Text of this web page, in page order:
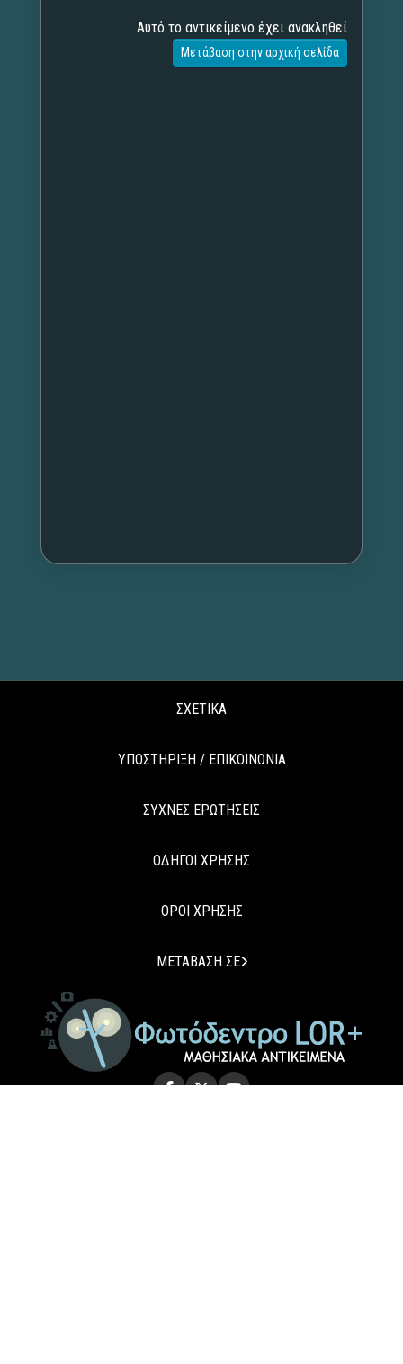
Αυτό το αντικείμενο έχει ανακληθεί
Μετάβαση στην αρχική σελίδα
ΣΧΕΤΙΚΑ
ΥΠΟΣΤΗΡΙΞΗ / ΕΠΙΚΟΙΝΩΝΙΑ
ΣΥΧΝΕΣ ΕΡΩΤΗΣΕΙΣ
ΟΔΗΓΟΙ ΧΡΗΣΗΣ
ΟΡΟΙ ΧΡΗΣΗΣ
ΜΕΤΑΒΑΣΗ ΣΕ